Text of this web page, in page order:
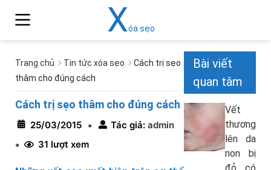
Xóa sẹo
Trang chủ Tin tức xóa sẹo
Cách trị sẹo
thâm cho đúng cách
Cách trị sẹo thâm cho đúng cách
25/03/2015 * Tác giả: admin
*
31 lượt xem
Bài viết
quan tâm
Vết
thương
lên da
non bị